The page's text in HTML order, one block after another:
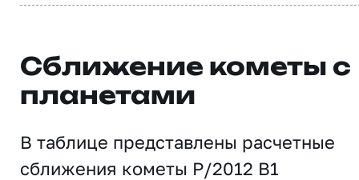
Сближение кометы с
планетами
В таблице представлены расчетные
сближения кометы P/2012 B1